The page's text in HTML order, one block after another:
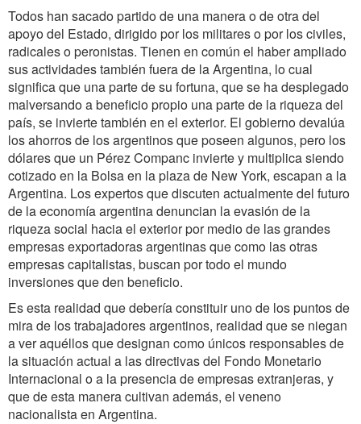
Todos han sacado partido de una manera o de otra del
apoyo del Estado, dirigido por los militares o por los civiles,
radicales o peronistas. Tienen en común el haber ampliado
sus actividades también fuera de la Argentina, lo cual
significa que una parte de su fortuna, que se ha desplegado
malversando a beneficio propio una parte de la riqueza del
país, se invierte también en el exterior. El gobierno devalúa
los ahorros de los argentinos que poseen algunos, pero los
dólares que un Pérez Companc invierte y multiplica siendo
cotizado en la Bolsa en la plaza de New York, escapan a la
Argentina. Los expertos que discuten actualmente del futuro
de la economía argentina denuncian la evasión de la
riqueza social hacia el exterior por medio de las grandes
empresas exportadoras argentinas que como las otras
empresas capitalistas, buscan por todo el mundo
inversiones que den beneficio.
Es esta realidad que debería constituir uno de los puntos de
mira de los trabajadores argentinos, realidad que se niegan
a ver aquéllos que designan como únicos responsables de
la situación actual a las directivas del Fondo Monetario
Internacional o a la presencia de empresas extranjeras, y
que de esta manera cultivan además, el veneno
nacionalista en Argentina.